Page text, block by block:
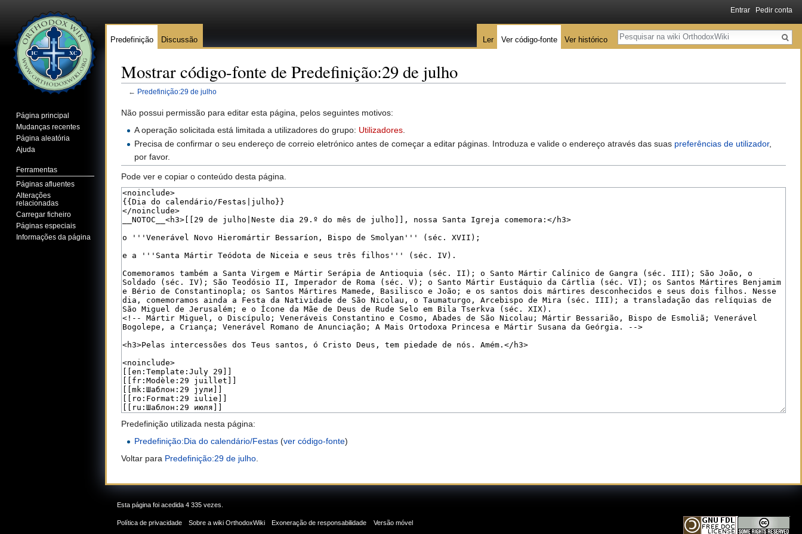
Mostrar código-fonte de Predefinição:29 de julho
← Predefinição:29 de julho
Não possui permissão para editar esta página, pelos seguintes motivos:
A operação solicitada está limitada a utilizadores do grupo: Utilizadores
Precisa de confirmar o seu endereço de correio eletrónico antes de começar a editar páginas. Introduza e valide o endereço através das suas preferências de utilizador,
por favor.
Pode ver e copiar o conteúdo desta página.
Predefinição utilizada nesta página:
Predefinição:Dia do calendário/Festas (ver código-fonte)
Voltar para Predefinição:29 de julho.
Entrar Pedir conta
Predefinição Discussão Ler Ver código-fonte Ver histórico
Pesquisa
Página principal
Mudanças recentes
Página aleatória
Ajuda
Ferramentas
Páginas afluentes
Alterações
relacionadas
Carregar ficheiro
Páginas especiais
Informações da página
Esta página foi acedida 4 335 vezes.
Política de privacidade Sobre a wiki OrthodoxWiki Exoneração de responsabilidade Versão móvel